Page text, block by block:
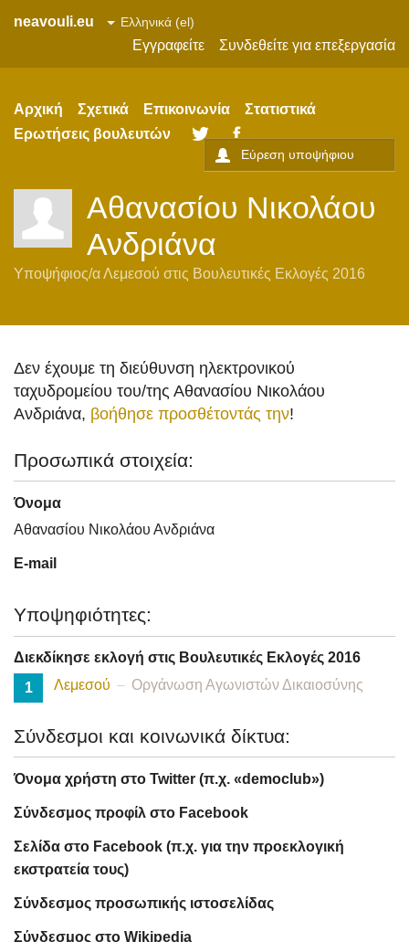
neavouli.eu
Εγγραφείτε
Συνδεθείτε για επεξεργασία
Αρχική Σχετικά Επικοινωνία
Στατιστικά
Ερωτήσεις βουλευτών
Twitter
Αθανασίου Νικολάου
Ανδριάνα
Υποψήφιος/αΛεμεσού στις Βουλευτικές Εκλογές 2016
Δεν έχουμε τη διεύθυνση ηλεκτρονικού
ταχυδρομείου του/της Αθανασίου Νικολάου
Ανδριάνα, βοήθησε προσθέτοντάς την!
Προσωπικά στοιχεία:
Όνομα
Αθανασίου Νικολάου Ανδριάνα
E-mail
Υποψηφιότητες:
Διεκδίκησε εκλογή στις Βουλευτικές Εκλογές 2016
1
Λεμεσού Οργάνωση Αγωνιστών Δικαιοσύνης
Σύνδεσμοι και κοινωνικά δίκτυα:
Όνομα χρήστη στο Twitter (π.χ. «democlub»)
Σύνδεσμος προφίλ στο Facebook
Σελίδα στο Facebook (π.χ. για την προεκλογική
εκστρατεία τους)
Σύνδεσμος προσωπικής ιστοσελίδας
Σύνδεσμος στο Wikipedia